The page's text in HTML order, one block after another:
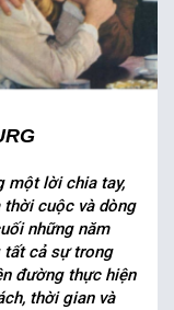
một lời chia tay,
thời cuộc và dòng
những năm
tất cả sự trong
đường thực hiện
thời gian và